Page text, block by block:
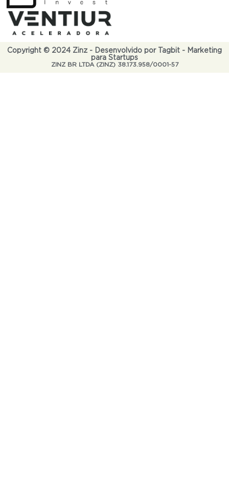
Copyright © 2024 Zinz - Desenvolvido por Tagbit - Marketing
para Startups
ZINZ BR LTDA (ZINZ) 38.173.958/0001-57